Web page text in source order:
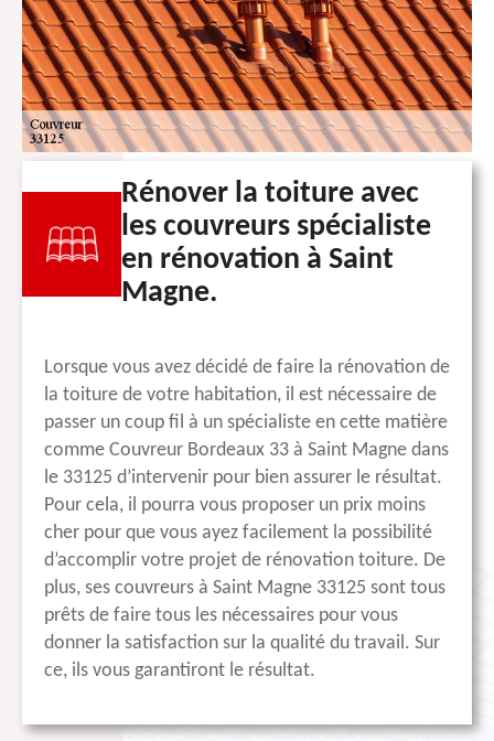
Rénover la toiture avec
les couvreurs spécialiste
en rénovation à Saint
Magne.
Lorsque vous avez décidé de faire la rénovation de
la toiture de votre habitation, il est nécessaire de
passer un coup fil à un spécialiste en cette matière
comme Couvreur Bordeaux 33 à Saint Magne dans
le 33125 d’intervenir pour bien assurer le résultat.
Pour cela, il pourra vous proposer un prix moins
cher pour que vous ayez facilement la possibilité
d’accomplir votre projet de rénovation toiture. De
plus, ses couvreurs à Saint Magne 33125 sont tous
prêts de faire tous les nécessaires pour vous
donner la satisfaction sur la qualité du travail. Sur
ce, ils vous garantiront le résultat.